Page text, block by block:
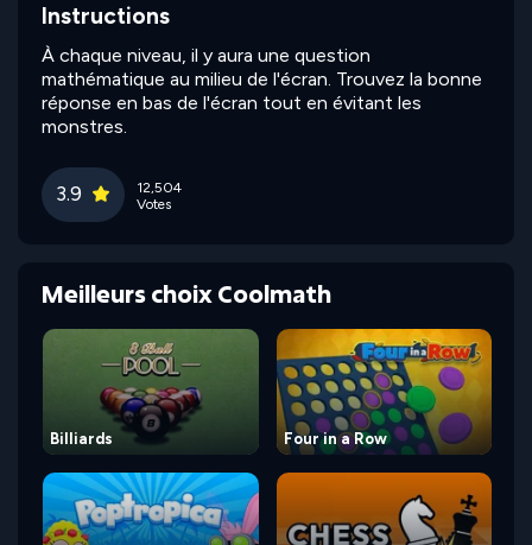
Instructions
À chaque niveau, il y aura une question
mathématique au milieu de l'écran. Trouvez la bonne
réponse en bas de l'écran tout en évitant les
monstres.
3.9
12,504
Votes
Meilleurs choix Coolmath
Billiards Four in a Row